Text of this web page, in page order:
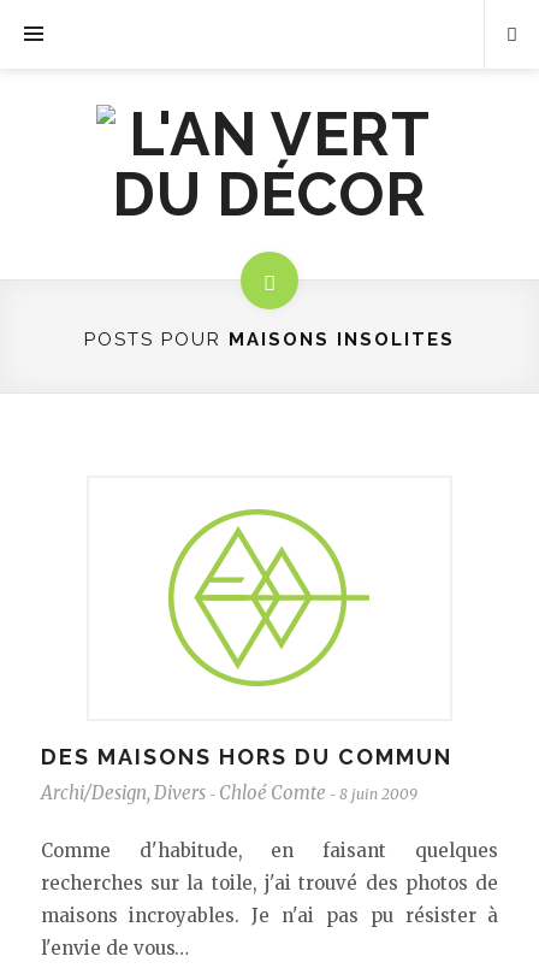
POSTS POUR MAISONS INSOLITES
DES MAISONS HORS DU COMMUN
Archi/Design, Divers - Chloé Comte - 8 juin 2009
Comme d'habitude, en faisant quelques
recherches sur la toile, j'ai trouvé des photos de
maisons incroyables. Je n'ai pas pu résister à
l'envie de vous…